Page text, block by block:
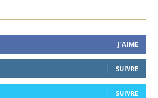
J'AIME
SUIVRE
SUIVRE